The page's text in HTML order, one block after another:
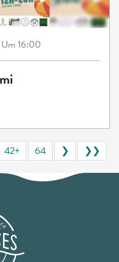
Um 16:00
42+ 64 ❯ ❯❯